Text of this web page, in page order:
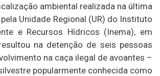
ambiental realizada na última
Unidade Regional (UR) do Instituto
e Recursos Hídricos (Inema), em
na detenção de seis pessoas
na caça ilegal de avoantes –
popularmente conhecida como